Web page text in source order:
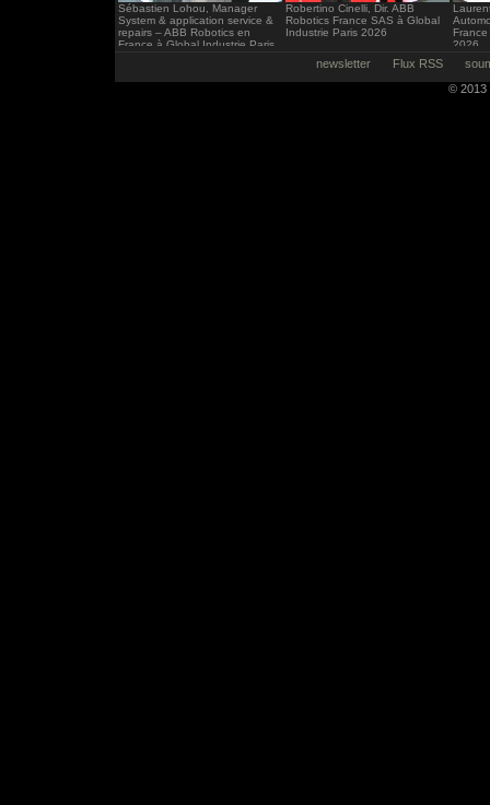
Sébastien Lohou, Manager
System & application service &
repairs – ABB Robotics en
France à Global Industrie Paris
Robertino Cinelli, Dir. ABB
Robotics France SAS à Global
Industrie Paris 2026
2026
newsletter Flux RSS
© 2013